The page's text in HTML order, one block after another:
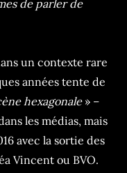
de parler de
un contexte rare
années tente de
hexagonale» –
les médias, mais
avec la sortie des
Vincent ou BVO.